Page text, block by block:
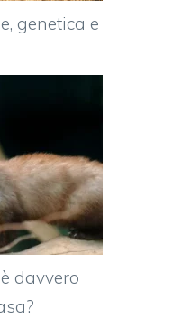
genetica e
davvero